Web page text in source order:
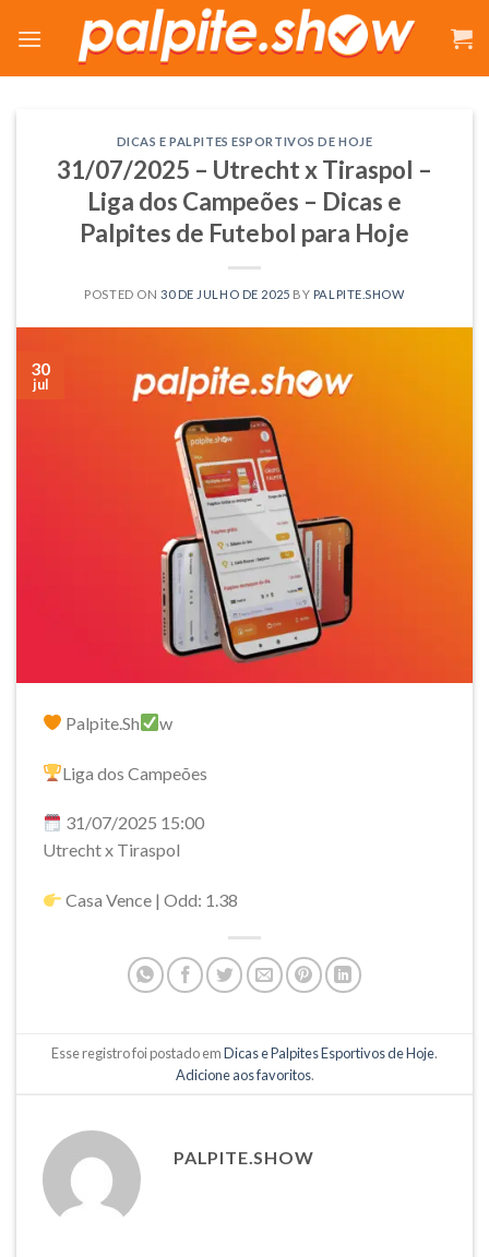
DICAS E PALPITES ESPORTIVOS DE HOJE
31/07/2025 – Utrecht x Tiraspol –
Liga dos Campeões – Dicas e
Palpites de Futebol para Hoje
POSTED ON 30 DE JULHO DE 2025 BY PALPITE.SHOW
30
jul
Palpite.Sh w
Liga dos Campeões
31/07/2025 15:00
Utrecht x Tiraspol
Casa Vence | Odd: 1.38
Esse registro foi postado emDicas e Palpites Esportivos de Hoje.
Adicione aos favoritos.
PALPITE.SHOW